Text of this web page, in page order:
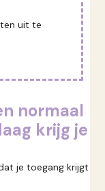
uit te
normaal
krijg je
je toegang krijgt